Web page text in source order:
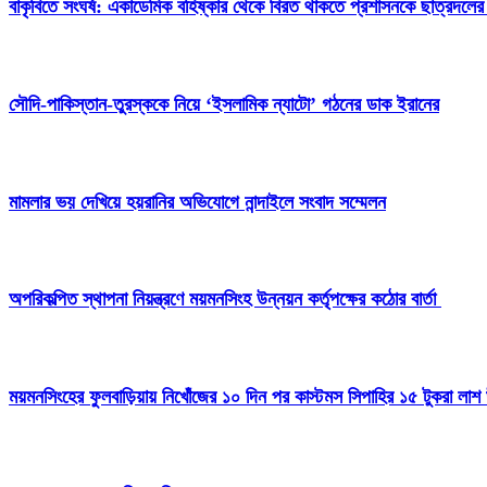
বাকৃবিতে সংঘর্ষ: একাডেমিক বহিষ্কার থেকে বিরত থাকতে প্রশাসনকে
সৌদি-পাকিস্তান-তুরস্ককে নিয়ে ‘ইসলামিক ন্যাটো’ গঠনের ডাক ইরানের
মামলার ভয় দেখিয়ে হয়রানির অভিযোগে নান্দাইলে সংবাদ সম্মেলন
অপরিকল্পিত স্থাপনা নিয়ন্ত্রণে ময়মনসিংহ উন্নয়ন কর্তৃপক্ষের কঠোর বার্তা
ময়মনসিংহের ফুলবাড়িয়ায় নিখোঁজের ১০ দিন পর কাস্টমস সিপাহির ১৫ টুকরা লাশ